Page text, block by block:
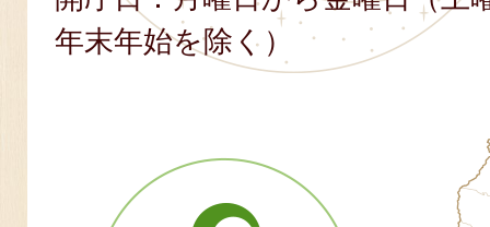
年末年始を除く）